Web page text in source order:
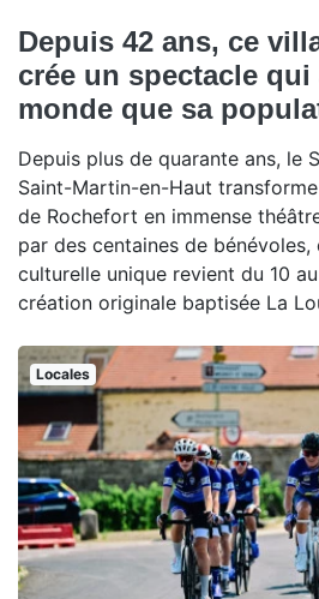
Depuis 42 ans, ce
crée un spectacle
monde que sa
Depuis plus de quarante ans, le
Saint-Martin-en-Haut
de Rochefort en immense
par des centaines de
culturelle unique revient du 10
création originale baptisée La
Locales